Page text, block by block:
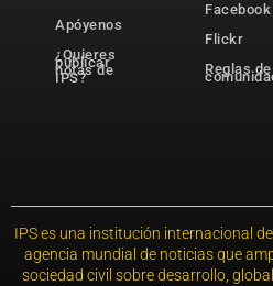
Apóyenos
¿Quieres
publicar
notas de
IPS?
Facebook
Flickr
Reglas de
IPS es una institución internacional
agencia mundial de noticias que
sociedad civil sobre desarrollo,